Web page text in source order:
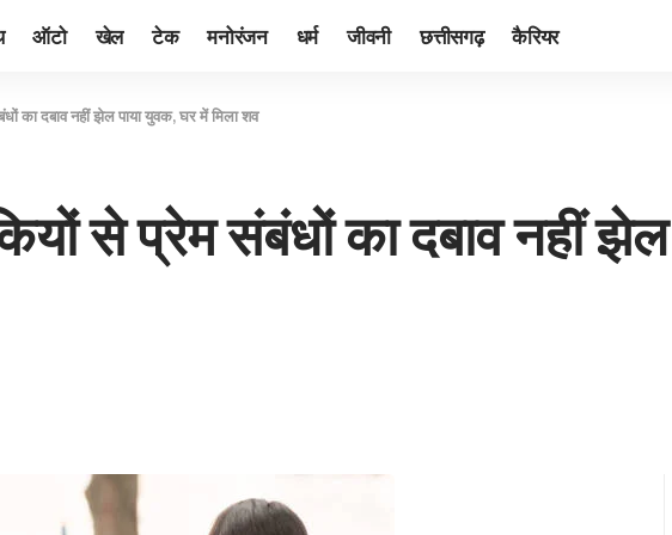
ऑटो खेल टेक मनोरंजन धर्म जीवनी छत्तीसगढ़ कैरियर
का दबाव नहीं झेल पाया युवक, घर में मिला शव
से प्रेम संबंधों का दबाव नहीं